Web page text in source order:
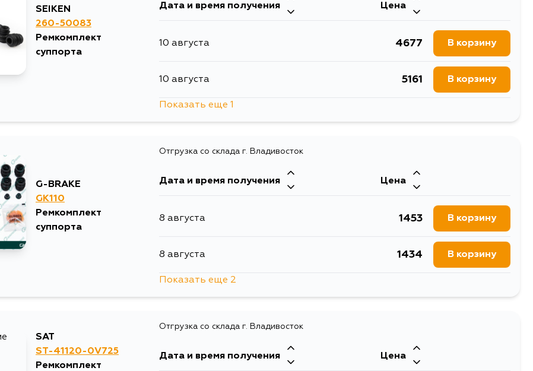
SEIKEN
260-50083
Ремкомплект
суппорта
Дата и время получения Цена
10 августа 4677 В корзину
10 августа 5161 В корзину
Показать еще 1
G-BRAKE
GK110
Ремкомплект
суппорта
Отгрузка со склада г. Владивосток
Дата и время получения Цена
8 августа 1453 В корзину
8 августа 1434 В корзину
12 августа
Показать еще 2
SAT
ST-41120-0V725
Ремкомплект
Отгрузка со склада г. Владивосток
Дата и время получения Цена